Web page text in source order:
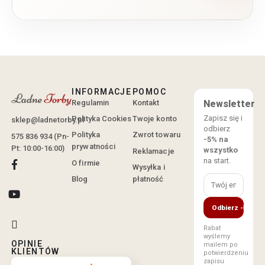
sklep@ladnetorby.pl
575 836 934 (Pn-
Pt: 10:00-16:00)
OPINIE
KLIENTÓW
INFORMACJE
Regulamin
Polityka Cookies
Polityka
prywatności
O firmie
Blog
POMOC
Kontakt
Twoje konto
Zwrot towaru
Reklamacje
Wysyłka i
płatność
Newsletter
Zapisz się i
odbierz
-5% na
wszystko
na start.
Odbierz -5%
Rabat
wyślemy
mailem po
potwierdzeniu
zapisu